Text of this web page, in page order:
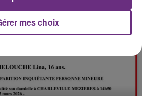
mes choix